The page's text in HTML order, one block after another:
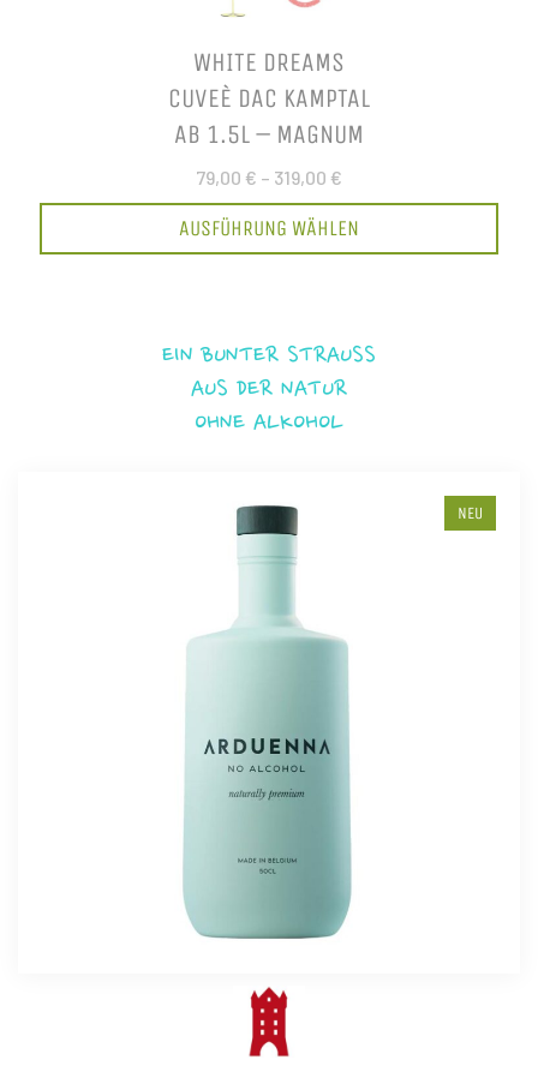
WHITE DREAMS
CUVEÈ DAC KAMPTAL
AB 1.5L – MAGNUM
79,00 € – 319,00 €
AUSFÜHRUNG WÄHLEN
EIN BUNTER STRAUSS
AUS DER NATUR
OHNE ALKOHOL
NEU